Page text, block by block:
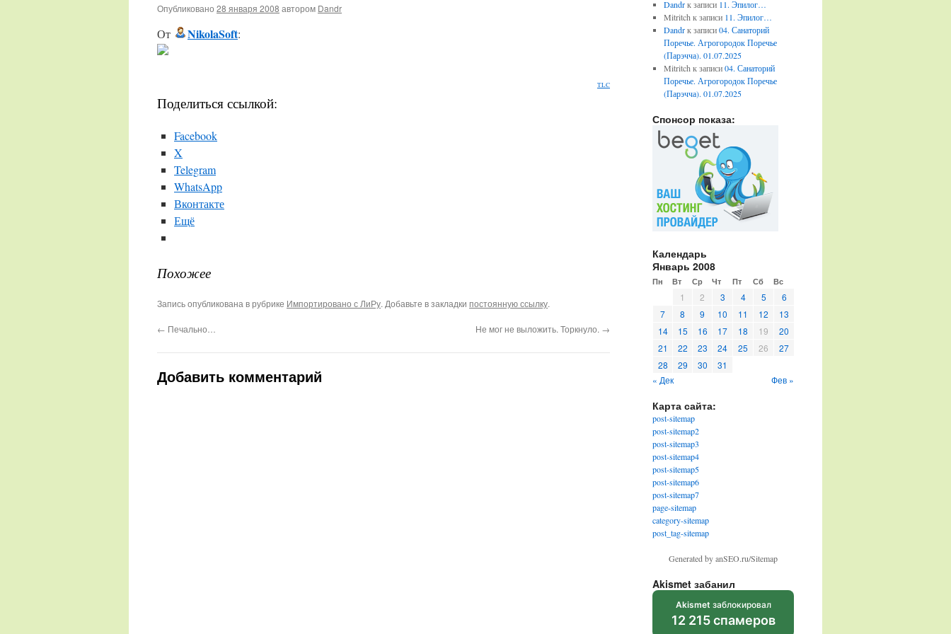
Опубликовано 28 января 2008 автором Dandr
От NikolaSoft:
TLC
Поделиться ссылкой:
Facebook
X
Telegram
WhatsApp
Вконтакте
Ещё
Похожее
Запись опубликована в рубрике Импортировано с ЛиРу. Добавьте в закладки постоянную ссылку.
← Печально… Не мог не выложить. Торкнуло. →
Добавить комментарий
Dandrк записи 11. Эпилог…
Mitritch к записи 11. Эпилог…
Dandrк записи04. Санаторий
Поречье. Агрогородок Поречье
(Парэчча). 01.07.2025
Mitritch к записи04. Санаторий
Поречье. Агрогородок Поречье
(Парэчча). 01.07.2025
Спонсор показа:
Календарь
Январь 2008
Пн Вт Ср Чт Пт Сб Вс
1 2 3 4 5
6
7
8 9 10 11 12
13
14
15 16 17 18 19
20
21
22 23 24 25 26
27
28
29 30
31
« Дек
Фев »
Карта сайта:
post-sitemap
post-sitemap2
post-sitemap3
post-sitemap4
post-sitemap5
post-sitemap6
post-sitemap7
page-sitemap
category-sitemap
post_tag-sitemap
Generated by anSEO.ru/Sitemap
Akismet забанил
Akismet заблокировал
12 215 спамеров